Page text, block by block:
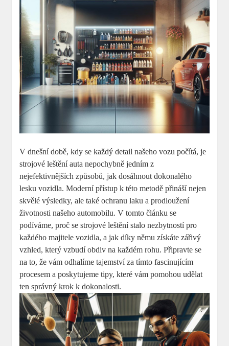
V dnešní⁢ době, kdy se každý detail našeho vozu počítá, ⁣je
strojové leštění⁣ auta nepochybně​ jedním z
nejefektivnějších způsobů, jak dosáhnout dokonalého
lesku vozidla.⁣ Moderní přístup k této metodě přináší​ nejen
skvělé⁢ výsledky,‍ ale také ochranu laku⁤ a prodloužení
⁣životnosti našeho automobilu. V tomto článku se
podíváme, proč ‌se strojové leštění stalo⁣ nezbytností pro
každého majitele ‍vozidla, a jak⁤ díky němu získáte zářivý
vzhled, který vzbudí obdiv ⁢na každém rohu. Připravte‌ se
na to, ⁢že vám​ odhalíme tajemství za tímto ⁤fascinujícím
‍procesem a poskytujeme tipy, které vám ⁣pomohou udělat
ten‌ správný​ krok k dokonalosti.